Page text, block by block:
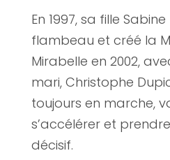
En 1997, sa fille
flambeau et créé la
Mirabelle en 2002,
mari, Christophe
toujours en marche,
s’accélérer et
décisif.